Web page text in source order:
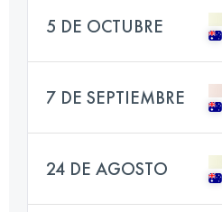
5 DE OCTUBRE
7 DE SEPTIEMBRE
24 DE AGOSTO